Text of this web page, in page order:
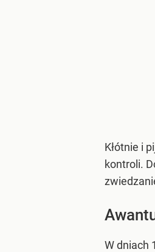
Kłótnie i
kontroli.
W dniach